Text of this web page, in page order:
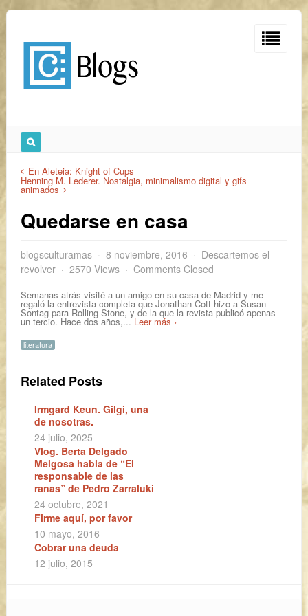
En Aleteia: Knight of Cups
Henning M. Lederer. Nostalgia, minimalismo digital y gifs
animados
Quedarse en casa
blogsculturamas 8 noviembre, 2016
Descartemos el
revolver
2570 Views Comments Closed
Semanas atrás visité a un amigo en su casa de Madrid y me
regaló la entrevista completa que Jonathan Cott hizo a Susan
Sontag para Rolling Stone, y de la que la revista publicó apenas
un tercio. Hace dos años,...Leer más ›
literatura
Related Posts
Irmgard Keun. Gilgi, una
de nosotras.
24 julio, 2025
Vlog. Berta Delgado
Melgosa habla de “El
responsable de las
ranas” de Pedro Zarraluki
24 octubre, 2021
Firme aquí, por favor
10 mayo, 2016
Cobrar una deuda
12 julio, 2015